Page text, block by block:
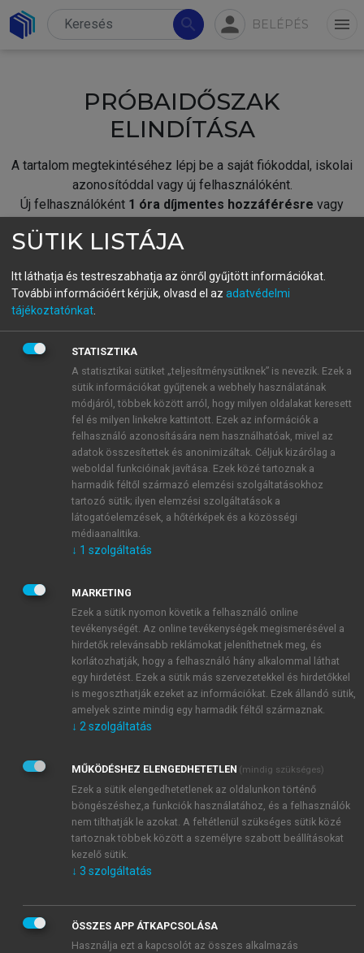
search person BELÉPÉS menu
PRÓBAIDŐSZAK
ELINDÍTÁSA
A tartalom megtekintéséhez lépj be a saját fiókoddal, iskolai
azonosítóddal vagy új felhasználóként.
Új felhasználóként 1 óra díjmentes hozzáférésre vagy
fiókoddal,vagy hozz létre új fiókot.
A regisztráció után apróbaidőszakautomatikusan
BELÉPÉS SAJÁT FIÓKKAL
ÚJ FIÓK LÉTREHOZÁSA
1 óra díjmentes hozzáférés
E-MAIL-CÍM
JELSZÓ
JELSZÓ ÚJRA
Kérek értesítést a MeRSZ újdonságairól, akcióiról.
Kérek értesítést az Akadémiai Kiadó Zrt. újdonságairól,
Adatkezelési tájékoztatóbanfoglaltakat tudomásul
veszem és elfogadom.
Általános vásárlási feltételeket, valamint a szotar.netés a
mersz.huoldalak licencszerződéseiben foglaltakat
tudomásul veszem és elfogadom.
KIPRÓBÁLOM
SÜTIK LISTÁJA
Itt láthatja és testreszabhatja az önről gyűjtött információkat.
További információért kérjük, olvasd el az adatvédelmi
tájékoztatónkat
STATISZTIKA
A statisztikai sütiket „teljesítménysütiknek” is nevezik. Ezek a
sütik információkat gyűjtenek a webhely használatának
módjáról, többek között arról, hogy milyen oldalakat keresett
fel és milyen linkekre kattintott. Ezek az információk a
felhasználó azonosítására nem használhatóak, mivel az
adatok összesítettek és anonimizáltak. Céljuk kizárólag a
weboldal funkcióinak javítása. Ezek közé tartoznak a
harmadik féltől származó elemzési szolgáltatásokhoz
tartozó sütik; ilyen elemzési szolgáltatások a
látogatóelemzések, a hőtérképek és a közösségi
médiaanalitika.
↓ 1 szolgáltatás
MARKETING
Ezek a sütik nyomon követik a felhasználó online
tevékenységét. Az online tevékenységek megismerésével a
hirdetők relevánsabb reklámokat jeleníthetnek meg, és
korlátozhatják, hogy a felhasználó hány alkalommal láthat
egy hirdetést. Ezek a sütik más szervezetekkel és hirdetőkkel
is megoszthatják ezeket az információkat. Ezek állandó sütik,
amelyek szinte mindig egy harmadik féltől származnak.
↓ 2 szolgáltatás
MŰKÖDÉSHEZ ELENGEDHETETLEN (mindig szükséges)
Ezek a sütik elengedhetetlenek az oldalunkon történő
böngészéshez,a funkciók használatához, és a felhasználók
nem tilthatják le azokat. A feltétlenül szükséges sütik közé
tartoznak többek között a személyre szabott beállításokat
kezelő sütik.
↓ 3 szolgáltatás
ÖSSZES APP ÁTKAPCSOLÁSA
Használja ezt a kapcsolót az összes alkalmazás